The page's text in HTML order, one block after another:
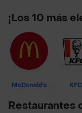
¡Los 10 más
McDonald's KFC
Restaurantes